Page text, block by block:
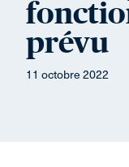
prévu
11 octobre 2022